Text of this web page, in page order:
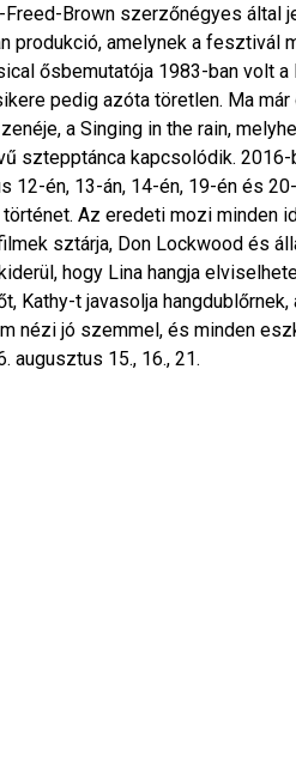
Freed-Brown szerzőnégyes
produkció, amelynek a fesztivál
ősbemutatója 1983-ban volt
pedig azóta töretlen. Ma
a Singing in the rain,
sztepptánca kapcsolódik.
12-én, 13-án, 14-én, 19-én és
Az eredeti mozi minden
sztárja, Don Lockwood és
hogy Lina hangja
Kathy-t javasolja
nézi jó szemmel, és minden
augusztus 15., 16., 21.